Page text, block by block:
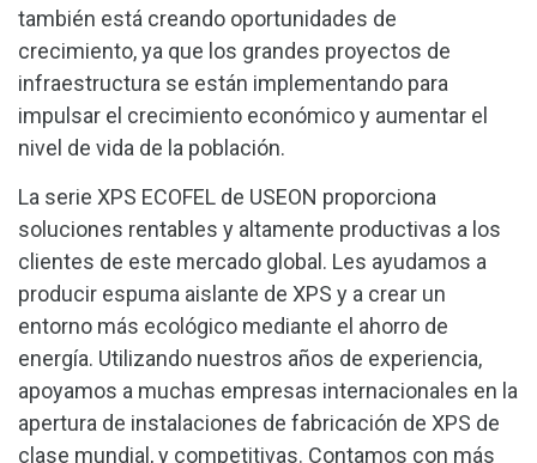
también está creando oportunidades de
crecimiento, ya que los grandes proyectos de
infraestructura se están implementando para
impulsar el crecimiento económico y aumentar el
nivel de vida de la población.
La serie XPS ECOFEL de USEON proporciona
soluciones rentables y altamente productivas a los
clientes de este mercado global. Les ayudamos a
producir espuma aislante de XPS y a crear un
entorno más ecológico mediante el ahorro de
energía. Utilizando nuestros años de experiencia,
apoyamos a muchas empresas internacionales en la
apertura de instalaciones de fabricación de XPS de
clase mundial, y competitivas. Contamos con más